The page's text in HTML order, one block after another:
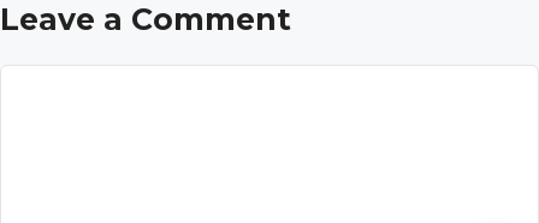
Leave a Comment